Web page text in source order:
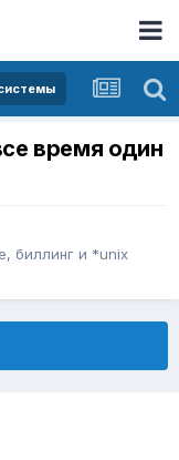
время один
биллинг и *unix